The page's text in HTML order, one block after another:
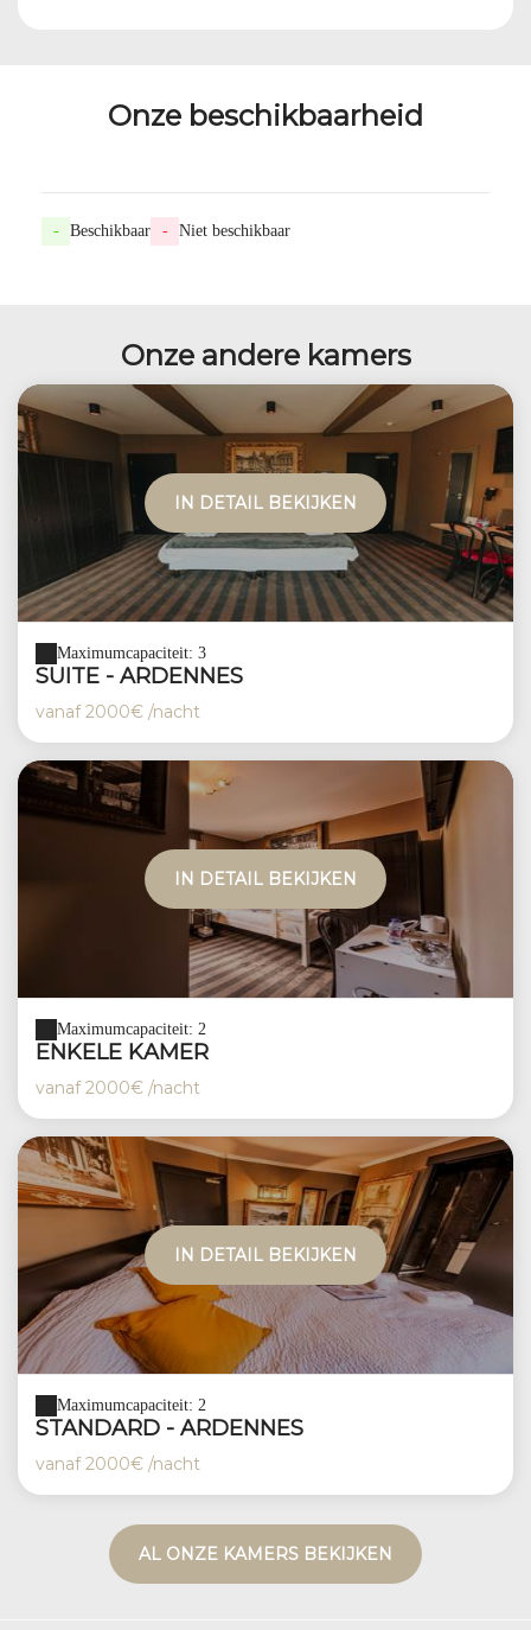
Onze beschikbaarheid
- Beschikbaar - Niet beschikbaar
Onze andere kamers
IN DETAIL BEKIJKEN
Maximumcapaciteit: 3
SUITE - ARDENNES
vanaf2000€ /nacht
IN DETAIL BEKIJKEN
Maximumcapaciteit: 2
ENKELE KAMER
vanaf2000€ /nacht
IN DETAIL BEKIJKEN
Maximumcapaciteit: 2
STANDARD - ARDENNES
vanaf2000€ /nacht
AL ONZE KAMERS BEKIJKEN